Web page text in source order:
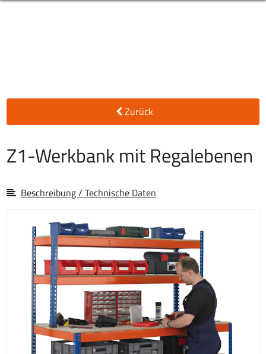
Zurück
Z1-Werkbank mit Regalebenen
Beschreibung / Technische Daten